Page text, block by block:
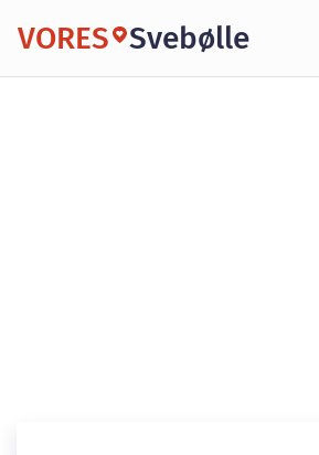
VORES Svebølle